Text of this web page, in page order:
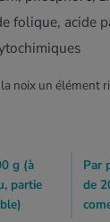
folique, acide
noix un élément
g (à
partie
Par
de